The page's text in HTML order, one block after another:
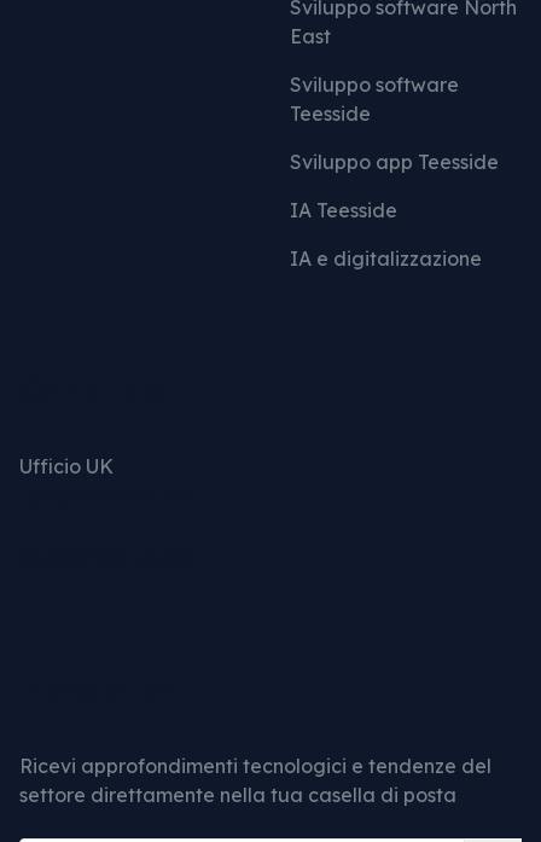
Sviluppo software North
East
Sviluppo software
Teesside
Sviluppo app Teesside
IA Teesside
IA e digitalizzazione
Ufficio UK
Ricevi approfondimenti tecnologici e tendenze del
settore direttamente nella tua casella di posta